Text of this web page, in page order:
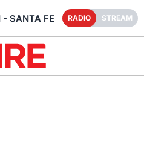
- SANTA FE RADIO STREAM